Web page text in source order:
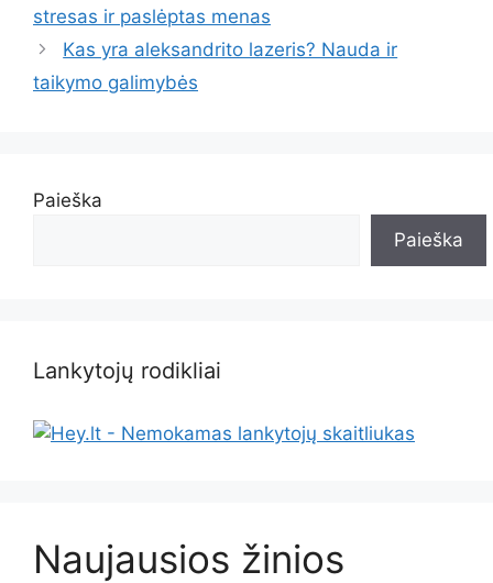
stresas ir paslėptas menas
Kas yra aleksandrito lazeris? Nauda ir
taikymo galimybės
Paieška
Paieška
Lankytojų rodikliai
Naujausios žinios